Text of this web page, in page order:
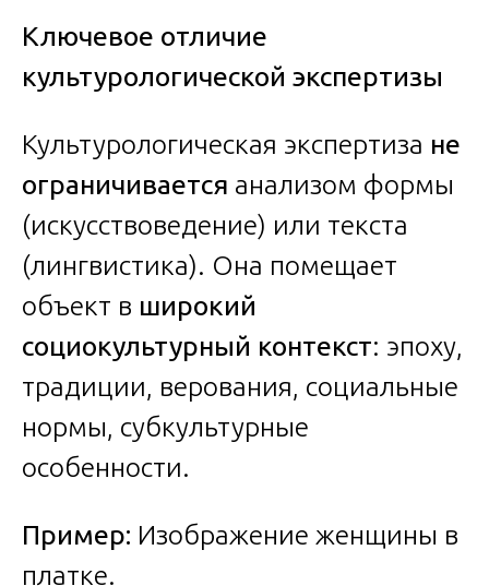
Ключевое отличие
культурологической экспертизы
Культурологическая экспертиза не
ограничивается анализом формы
(искусствоведение) или текста
(лингвистика). Она помещает
объект в широкий
социокультурный контекст: эпоху,
традиции, верования, социальные
нормы, субкультурные
особенности.
Пример: Изображение женщины в
платке.